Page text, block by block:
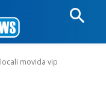
movida vip